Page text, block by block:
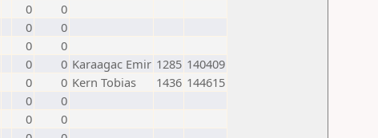
0
0
0
0
0
0
0 0 Karaagac Emir 1285 140409
0 0 Kern Tobias 1436 144615
0
0
0
0